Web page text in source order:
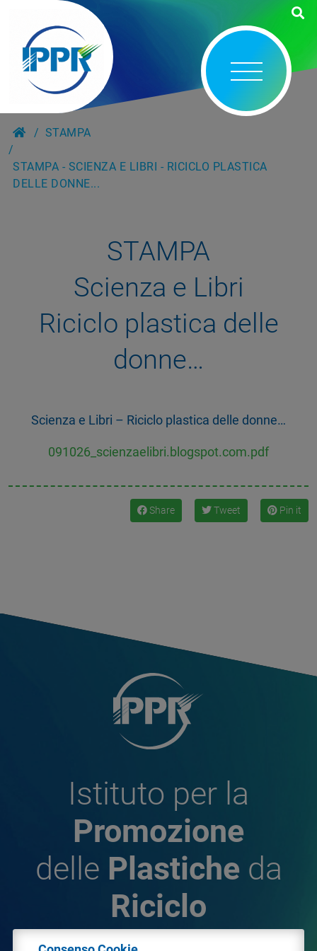
STAMPA
STAMPA - SCIENZA E LIBRI - RICICLO PLASTICA
DELLE DONNE...
STAMPA
Scienza e Libri
Riciclo plastica delle
donne…
Scienza e Libri – Riciclo plastica delle donne…
091026_scienzaelibri.blogspot.com.pdf
Share Tweet Pin it
Istituto per la
Promozione
delle Plastiche da
Riciclo